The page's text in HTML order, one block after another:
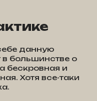
данную
большинстве о
бескровная и
Хотя все-таки